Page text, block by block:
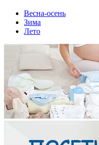
Весна-осень
Зима
Лето